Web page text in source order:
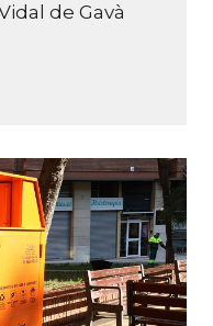
de Gavà